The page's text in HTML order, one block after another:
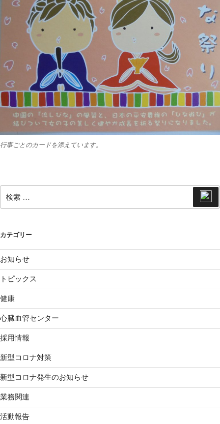
行事ごとのカードを添えています。
索:
索
カテゴリー
お知らせ
トピックス
健康
心臓血管センター
採用情報
新型コロナ対策
新型コロナ発生のお知らせ
業務関連
活動報告